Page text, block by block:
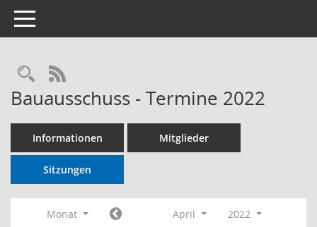
Toggle navigation
RSS-Feed
Bauausschuss - Termine 2022
Informationen Mitglieder
Sitzungen
Monat April
2022